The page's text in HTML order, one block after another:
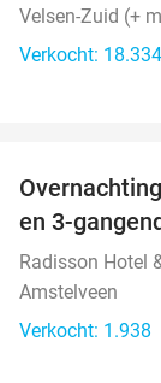
Velsen-Zuid (+
Verkocht: 18.334
en 3-
Radisson Hotel
Amstelveen
Verkocht: 1.938